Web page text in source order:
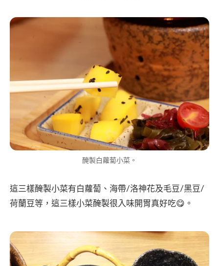
醃製白蘿蔔小菜。
這三樣醃製小菜有白蘿蔔、海帶/洛神花及毛豆/黑豆/
荷蘭豆等，這三樣小菜醃製很入味開胃真好吃😋。